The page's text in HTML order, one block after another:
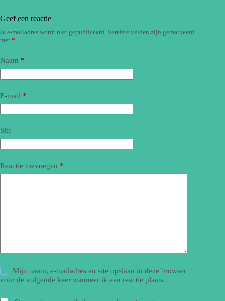
Geef een reactie
Je e-mailadres wordt niet gepubliceerd. Vereiste velden zijn gemarkeerd
met *
Naam *
E-mail *
Site
Reactie toevoegen *
Mijn naam, e-mailadres en site opslaan in deze browser
voor de volgende keer wanneer ik een reactie plaats.